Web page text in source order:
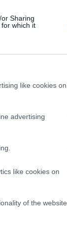
Sharing
which it
like cookies on
advertising
like cookies on
of the website
a Star
21-én
kérték fel.